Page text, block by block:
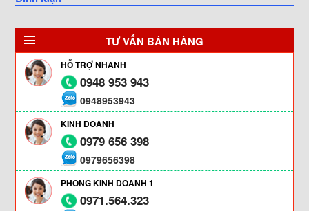
TƯ VẤN BÁN HÀNG
HỖ TRỢ NHANH
0948 953 943
0948953943
KINH DOANH
0979 656 398
0979656398
PHÒNG KINH DOANH 1
0971.564.323